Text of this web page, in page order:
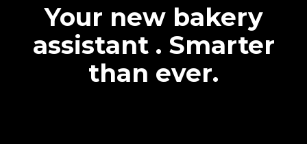
Your new bakery
assistant . Smarter
than ever.